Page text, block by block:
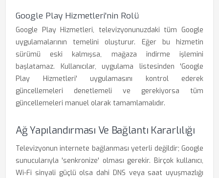
Google Play Hizmetleri'nin Rolü
Google Play Hizmetleri, televizyonunuzdaki tüm Google
uygulamalarının temelini oluşturur. Eğer bu hizmetin
sürümü eski kalmışsa, mağaza indirme işlemini
başlatamaz. Kullanıcılar, uygulama listesinden 'Google
Play Hizmetleri' uygulamasını kontrol ederek
güncellemeleri denetlemeli ve gerekiyorsa tüm
güncellemeleri manuel olarak tamamlamalıdır.
Ağ Yapılandırması Ve Bağlantı Kararlılığı
Televizyonun internete bağlanması yeterli değildir; Google
sunucularıyla 'senkronize' olması gerekir. Birçok kullanıcı,
Wi-Fi sinyali güçlü olsa dahi DNS veya saat uyuşmazlığı